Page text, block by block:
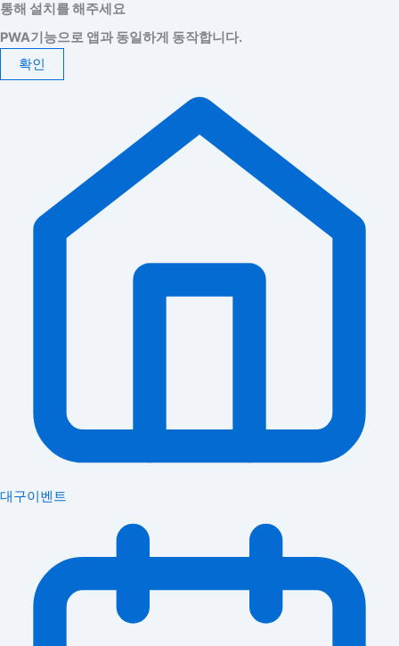
통해 설치를 해주세요
PWA기능으로 앱과 동일하게 동작합니다.
확인
대구이벤트